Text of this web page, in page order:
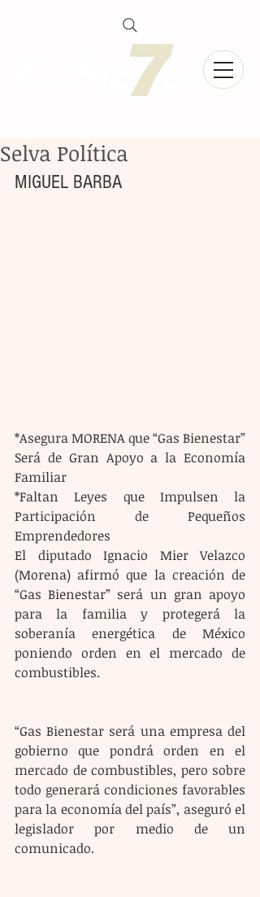
Selva Política
MIGUEL BARBA
*Asegura MORENA que “Gas Bienestar”
Será de Gran Apoyo a la Economía
Familiar
*Faltan Leyes que Impulsen la
Participación de Pequeños
Emprendedores
El diputado Ignacio Mier Velazco
(Morena) afirmó que la creación de
“Gas Bienestar” será un gran apoyo
para la familia y protegerá la
soberanía energética de México
poniendo orden en el mercado de
combustibles.
“Gas Bienestar será una empresa del
gobierno que pondrá orden en el
mercado de combustibles, pero sobre
todo generará condiciones favorables
para la economía del país”, aseguró el
legislador por medio de un
comunicado.